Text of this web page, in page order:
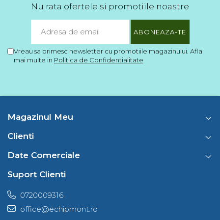
Nu rata ofertele si promotiile noastre
Vreau sa primesc newsletter cu promotiile magazinului. Afla
mai multe in Politica de Confidentialitate
Magazinul Meu
Clienti
Date Comerciale
Suport Clienti
0720009316
office@echipmont.ro